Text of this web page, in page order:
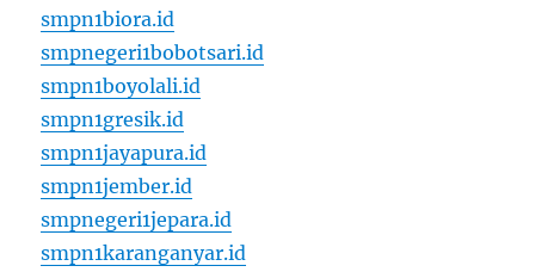
smpn1biora.id
smpnegeri1bobotsari.id
smpn1boyolali.id
smpn1gresik.id
smpn1jayapura.id
smpn1jember.id
smpnegeri1jepara.id
smpn1karanganyar.id